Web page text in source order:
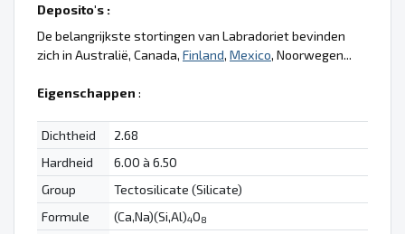
Deposito's :
De belangrijkste stortingen van Labradoriet bevinden
zich in Australië, Canada, Finland, Mexico, Noorwegen...
Eigenschappen :
Dichtheid
2.68
Hardheid
6.00 à 6.50
Group
Tectosilicate (Silicate)
Formule
(Ca,Na)(Si,Al)4O8